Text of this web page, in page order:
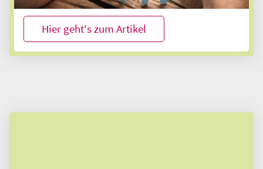
Hier geht's zum Artikel